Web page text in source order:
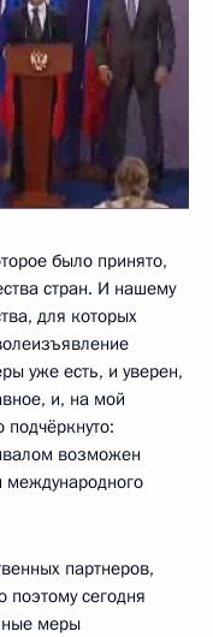
было принято,
стран. И нашему
для которых
уже есть, и уверен,
и, на мой
возможен
международного
партнеров,
сегодня
меры